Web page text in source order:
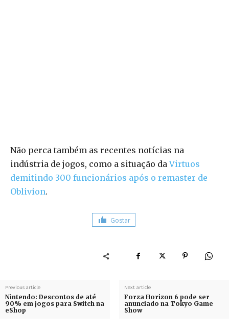
Não perca também as recentes notícias na
indústria de jogos, como a situação daVirtuos
demitindo 300 funcionários após o remaster de
Oblivion.
Gostar
Previous article
Nintendo: Descontos de até
90% em jogos para Switch na
eShop
Next article
Forza Horizon 6 pode ser
anunciado na Tokyo Game
Show